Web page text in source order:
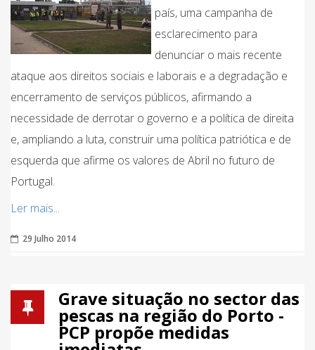
país, uma campanha de
esclarecimento para
denunciar o mais recente
ataque aos direitos sociais e laborais e a degradação e
encerramento de serviços públicos, afirmando a
necessidade de derrotar o governo e a política de direita
e, ampliando a luta, construir uma política patriótica e de
esquerda que afirme os valores de Abril no futuro de
Portugal.
Ler mais...
29 Julho 2014
Grave situação no sector das
pescas na região do Porto -
PCP propõe medidas